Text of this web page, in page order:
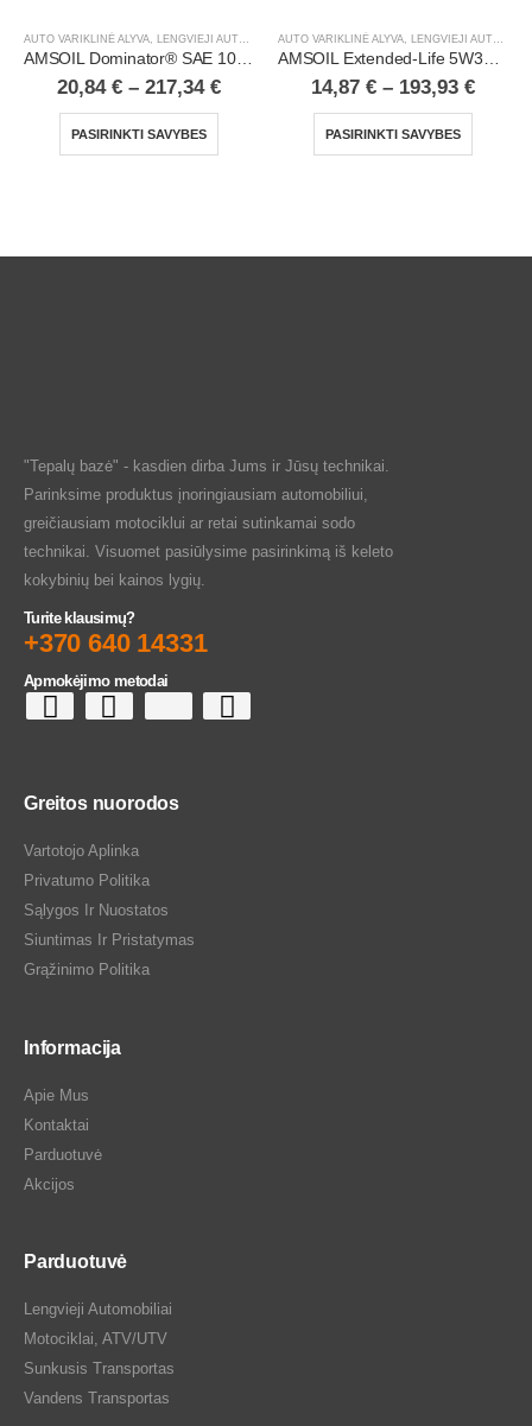
AUTO VARIKLINĖ ALYVA, LENGVIEJI AUTOMOBILIAI
AMSOIL Dominator® SAE 10W30 Synthetic Racing Oil
20,84 € – 217,34 €
PASIRINKTI SAVYBES
AUTO VARIKLINĖ ALYVA, LENGVIEJI AUTOMOBILIAI
AMSOIL Extended-Life 5W30 100% Synthetic Motor Oil
14,87 € – 193,93 €
PASIRINKTI SAVYBES
"Tepalų bazė" - kasdien dirba Jums ir Jūsų technikai.
Parinksime produktus įnoringiausiam automobiliui,
greičiausiam motociklui ar retai sutinkamai sodo
technikai. Visuomet pasiūlysime pasirinkimą iš keleto
kokybinių bei kainos lygių.
Turite klausimų?
+370 640 14331
Apmokėjimo metodai
Greitos nuorodos
Vartotojo Aplinka
Privatumo Politika
Sąlygos Ir Nuostatos
Siuntimas Ir Pristatymas
Grąžinimo Politika
Informacija
Apie Mus
Kontaktai
Parduotuvė
Akcijos
Parduotuvė
Lengvieji Automobiliai
Motociklai, ATV/UTV
Sunkusis Transportas
Vandens Transportas